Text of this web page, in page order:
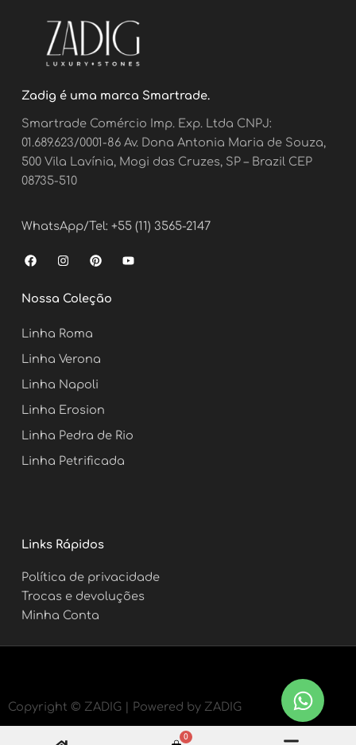
0
Zadig é uma marca Smartrade.
Smartrade Comércio Imp. Exp. Ltda CNPJ:
01.689.623/0001-86 Av. Dona Antonia Maria de Souza,
500 Vila Lavínia, Mogi das Cruzes, SP – Brazil CEP
08735-510
WhatsApp/Tel: +55 (11) 3565-2147
F
a
e
b
o
k
I
n
t
a
r
a
m
P
i
t
e
Y
o
Nossa Coleção
Linha Roma
Linha Verona
Linha Napoli
Linha Erosion
Linha Pedra de Rio
Linha Petrificada
Links Rápidos
Política de privacidade
Trocas e devoluções
Minha Conta
Copyright © ZADIG | Powered by ZADIG